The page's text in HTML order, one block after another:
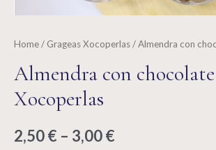
Home/ Grageas Xocoperlas/ Almendra con
Almendra con chocolate
Xocoperlas
2,50€ – 3,00€